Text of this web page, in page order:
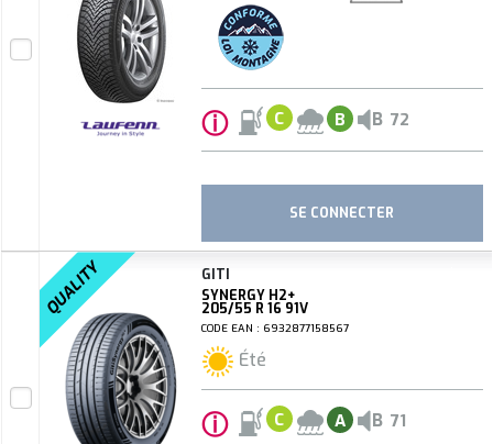
ⓘ C B B 72
SE CONNECTER
QUALITY
GITI
SYNERGY H2+
205/55 R 16 91V
CODE EAN : 6932877158567
Été
ⓘ C A B 71